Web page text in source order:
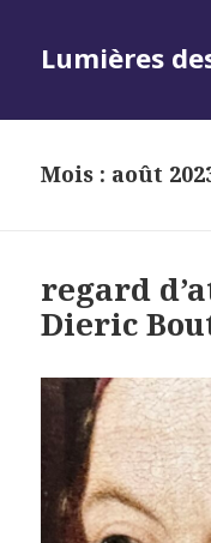
Lumières
Mois : août
regard
Dieric